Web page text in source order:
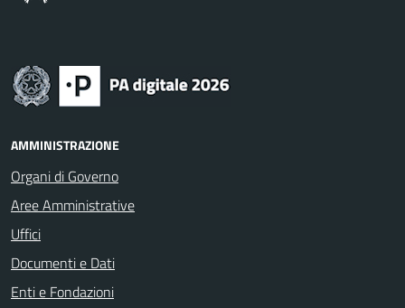
AMMINISTRAZIONE
Organi di Governo
Aree Amministrative
Uffici
Documenti e Dati
Enti e Fondazioni